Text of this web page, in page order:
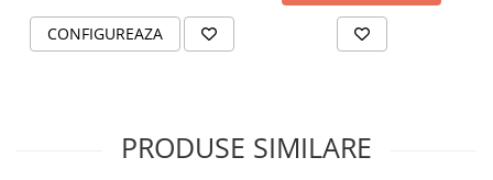
CONFIGUREAZA
PRODUSE SIMILARE